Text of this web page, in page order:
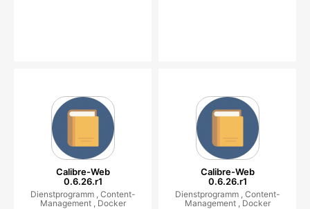
Calibre-Web
0.6.26.r1
Dienstprogramm , Content-
Management , Docker
Calibre-Web
0.6.26.r1
Dienstprogramm , Content-
Management , Docker